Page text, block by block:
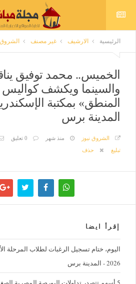
الرئيسية الارشيف غير مصنف الشروق
الخميس.. محمد توفيق
والسينما ويكشف
المنطق» بمكتبة
المدينة برس
الشروق نيوز منذ شهر 0 تعليق
تبليغ
حذف
إقرأ ايضا
اليوم، ختام تسجيل الرغبات لطلاب المرحلة
2026 - المدينة برس